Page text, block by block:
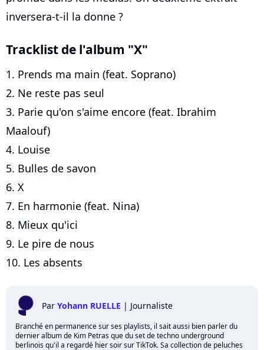
inversera-t-il la donne ?
Tracklist de l'album "X"
1. Prends ma main (feat. Soprano)
2. Ne reste pas seul
3. Parie qu'on s'aime encore (feat. Ibrahim
Maalouf)
4. Louise
5. Bulles de savon
6. X
7. En harmonie (feat. Nina)
8. Mieux qu'ici
9. Le pire de nous
10. Les absents
Par Yohann RUELLE | Journaliste
Branché en permanence sur ses playlists, il sait aussi bien parler du
dernier album de Kim Petras que du set de techno underground
berlinois qu'il a regardé hier soir sur TikTok. Sa collection de peluches